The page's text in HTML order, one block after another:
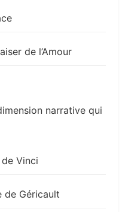
de l’Amour
narrative qui
Vinci
de Géricault